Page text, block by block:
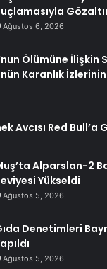
Ağustos 6, 2026
Ölümüne
Karanlık İzlerinin
Avcısı Red Bull’a
Alparslan-2
Yükseldi
Ağustos 5, 2026
Denetimleri
Ağustos 5, 2026